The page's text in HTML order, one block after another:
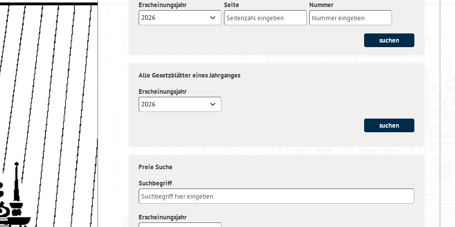
Erscheinungsjahr
2026
Seite Nummer
Alle Gesetzblätter eines Jahrganges
Erscheinungsjahr
2026
Freie Suche
Suchbegriff
Erscheinungsjahr